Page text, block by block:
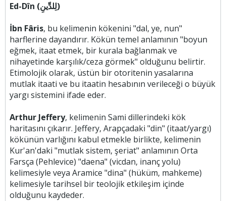
Ed-Dîn (لِلدِّينِ)
İbn Fâris, bu kelimenin kökenini "dal, ye, nun"
harflerine dayandırır. Kökün temel anlamının "boyun
eğmek, itaat etmek, bir kurala bağlanmak ve
nihayetinde karşılık/ceza görmek" olduğunu belirtir.
Etimolojik olarak, üstün bir otoritenin yasalarına
mutlak itaati ve bu itaatin hesabının verileceği o büyük
yargı sistemini ifade eder.
Arthur Jeffery, kelimenin Sami dillerindeki kök
haritasını çıkarır. Jeffery, Arapçadaki "din" (itaat/yargı)
kökünün varlığını kabul etmekle birlikte, kelimenin
Kur'an'daki "mutlak sistem, şeriat" anlamının Orta
Farsça (Pehlevice) "daena" (vicdan, inanç yolu)
kelimesiyle veya Aramice "dina" (hüküm, mahkeme)
kelimesiyle tarihsel bir teolojik etkileşim içinde
olduğunu kaydeder.